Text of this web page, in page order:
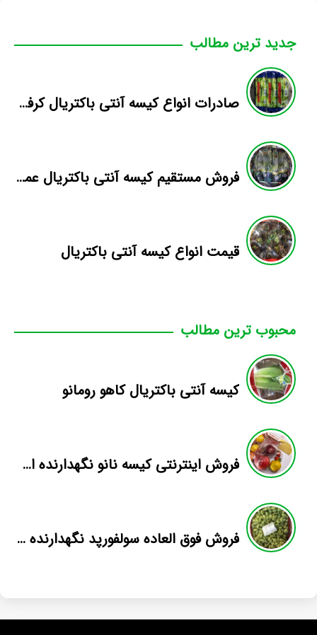
جدید ترین مطالب
صادرات انواع کیسه آنتی باکتریال کرفس
فروش مستقیم کیسه آنتی باکتریال عمده
قیمت انواع کیسه آنتی باکتریال
محبوب ترین مطالب
کیسه آنتی باکتریال کاهو رومانو
فروش اینترنتی کیسه نانو نگهدارنده اسپک
فروش فوق العاده سولفورپد نگهدارنده انگور اوسکو